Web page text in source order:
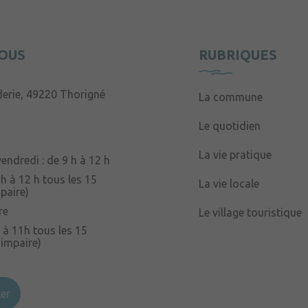
49220 Thorigné
: de 9 h à 12 h
à 12 h tous les 15
à 11h tous les 15
RUBRIQUES
La commune
Le quotidien
La vie pratique
La vie locale
Le village touristique